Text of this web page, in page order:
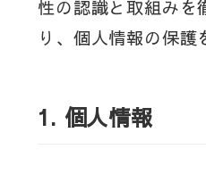
性の認識と取組みを
り、個人情報の保護
1. 個人情報